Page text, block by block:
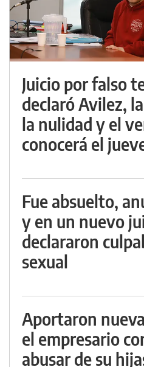
Juicio por falso
declaró Avilez,
la nulidad y el
conocerá el
Fue absuelto,
y en un nuevo
declararon
sexual
Aportaron
el empresario
abusar de su